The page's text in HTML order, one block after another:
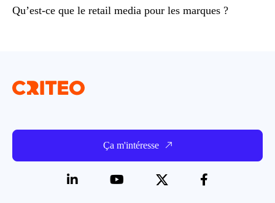
Qu’est-ce que le retail media pour les marques ?
Ça m'intéresse